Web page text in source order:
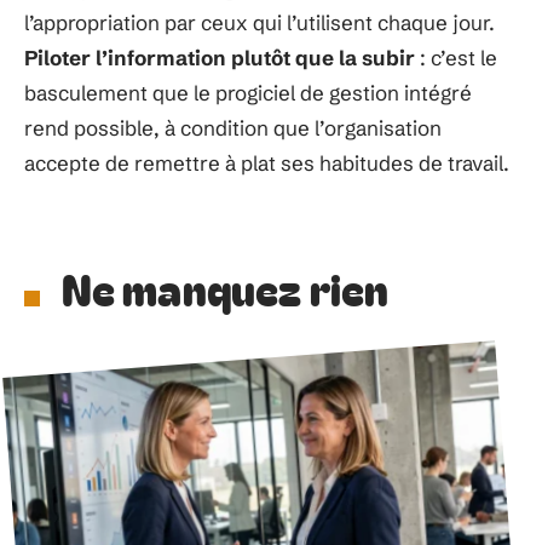
l’appropriation par ceux qui l’utilisent chaque jour.
Piloter l’information plutôt que la subir : c’est le
basculement que le progiciel de gestion intégré
rend possible, à condition que l’organisation
accepte de remettre à plat ses habitudes de travail.
Ne manquez rien